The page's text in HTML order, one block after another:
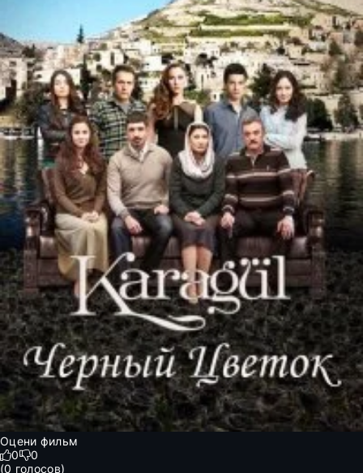
Оцени фильм
0
0
(0 голосов)